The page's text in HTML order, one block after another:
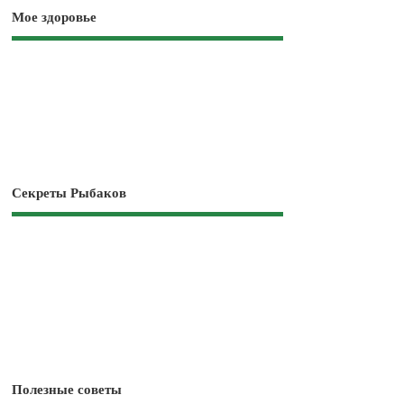
Мое здоровье
Секреты Рыбаков
Полезные советы